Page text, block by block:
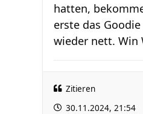
hatten,
erste das
wieder nett. Win
Zitieren
30.11.2024, 21:54